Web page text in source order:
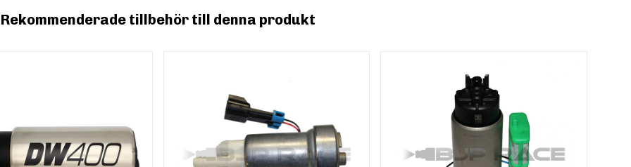
Rekommenderade tillbehör till denna produkt